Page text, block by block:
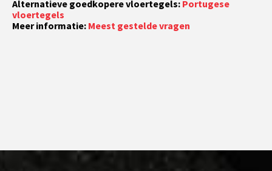
Alternatieve goedkopere vloertegels: Portugese
vloertegels
Meer informatie: Meest gestelde vragen